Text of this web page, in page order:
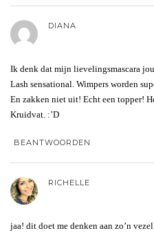
DIANA
Ik denk dat mijn lievelingsmascara
Lash sensational. Wimpers worden
En zakken niet uit! Echt een topper!
Kruidvat. :’D
BEANTWOORDEN
RICHELLE
jaa! dit doet me denken aan zo’n